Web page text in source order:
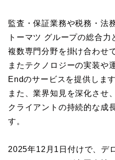
監査・保証業務や税務・法
トーマツ グループの総合力
複数専門分野を掛け合わせ
またテクノロジーの実装や
Endのサービスを提供します
また、業界知見を深化させ、
クライアントの持続的な成
す。
2025年12月1日付けで、デ